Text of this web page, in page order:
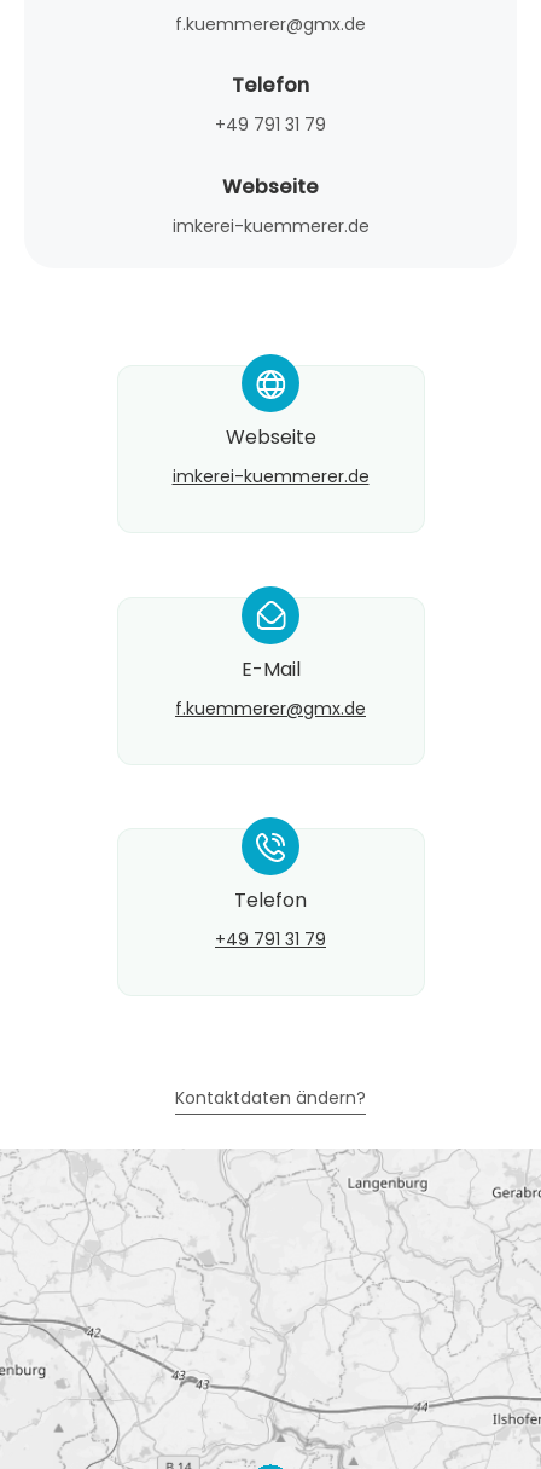
f.kuemmerer@gmx.de
Telefon
+49 791 31 79
Webseite
imkerei-kuemmerer.de
*
Webseite
imkerei-kuemmerer.de
*
E-Mail
f.kuemmerer@​gmx.de
*
Telefon
+49 791 31 79
Kontaktdaten ändern?